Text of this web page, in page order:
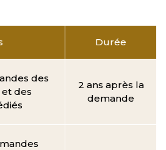
Durée
des
des
2 ans après la
demande